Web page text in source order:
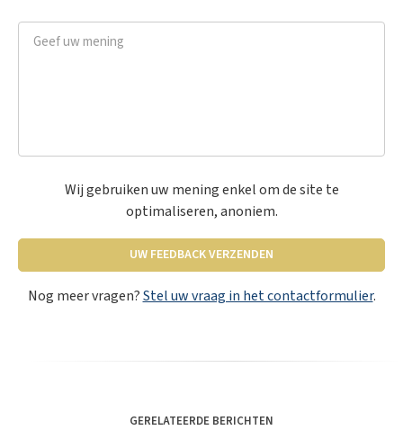
Wij gebruiken uw mening enkel om de site te
optimaliseren, anoniem.
UW FEEDBACK VERZENDEN
Nog meer vragen?Stel uw vraag in het contactformulier.
GERELATEERDE BERICHTEN